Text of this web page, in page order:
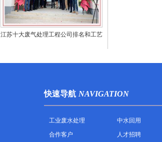
江苏十大废气处理工程公司排名和工艺
快速导航 NAVIGATION
工业废水处理 中水回用
合作客户
人才招聘